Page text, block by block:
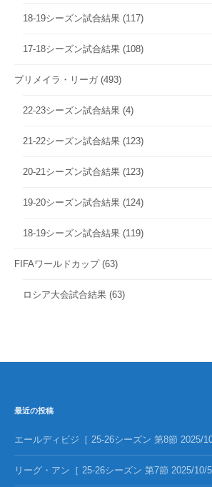
18-19シーズン試合結果 (117)
17-18シーズン試合結果 (108)
プリメイラ・リーガ (493)
22-23シーズン試合結果 (4)
21-22シーズン試合結果 (123)
20-21シーズン試合結果 (123)
19-20シーズン試合結果 (124)
18-19シーズン試合結果 (119)
FIFAワールドカップ(63)
ロシア大会試合結果 (63)
最近の投稿
エールディビジ［ 25-26シーズン 第8節 2025/
リーグ・アン［ 25-26シーズン 第7節 2025/10/